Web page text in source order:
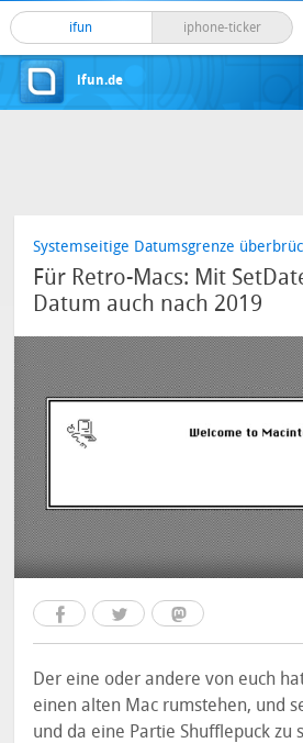
ifun iphone-ticker
ifun.de
Systemseitige Datumsgrenze
Für Retro-Macs: Mit
Datum auch nach 2019
Der eine oder andere von euch
einen alten Mac rumstehen, und
und da eine Partie Shufflepuck zu